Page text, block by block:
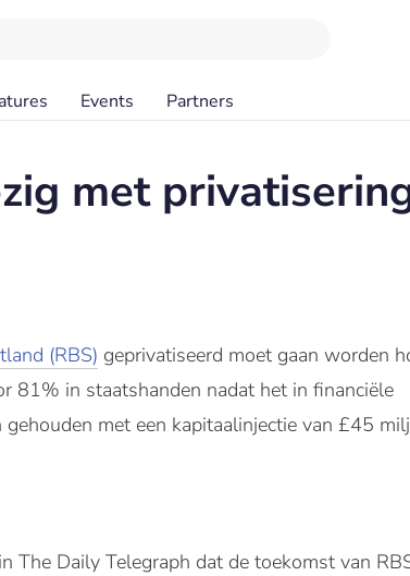
Events Partners
met
(RBS) geprivatiseerd moet gaan worden
81% in staatshanden nadat het in financiële
met een kapitaalinjectie van £45
The Daily Telegraph dat de toekomst van